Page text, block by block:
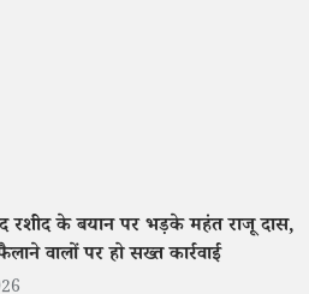
रशीद के बयान पर भड़के महंत राजू दास,
वालों पर हो सख्त कार्रवाई